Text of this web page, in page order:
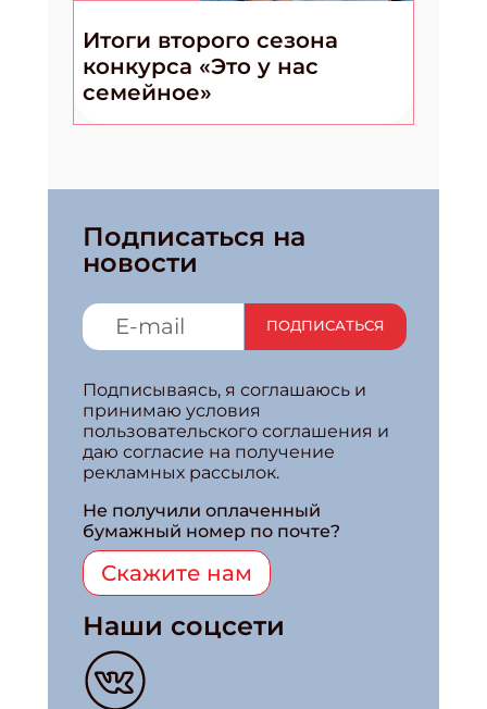
Итоги второго сезона
конкурса «Это у нас
семейное»
Подписаться на
новости
ПОДПИСАТЬСЯ
Подписываясь, я соглашаюсь и
принимаю условия
пользовательского соглашения и
даю согласие на получение
рекламных рассылок.
Не получили оплаченный
бумажный номер по почте?
Скажите нам
Наши соцсети